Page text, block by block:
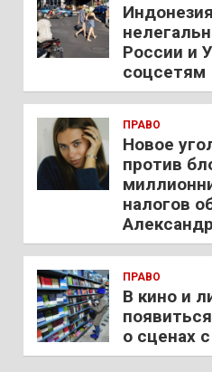
России и
соцсетям
ПРАВО
Новое
против
налогов
ПРАВО
В кино и
о сценах